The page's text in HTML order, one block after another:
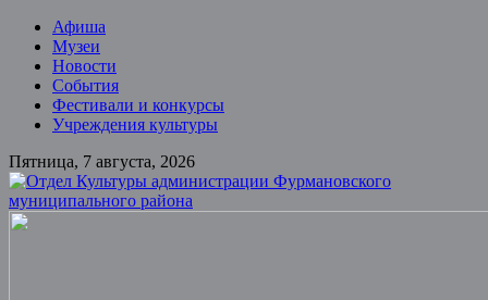
Skip
content
Афиша
Музеи
Новости
События
Фестивали и конкурсы
Учреждения культуры
Пятница, 7 августа, 2026